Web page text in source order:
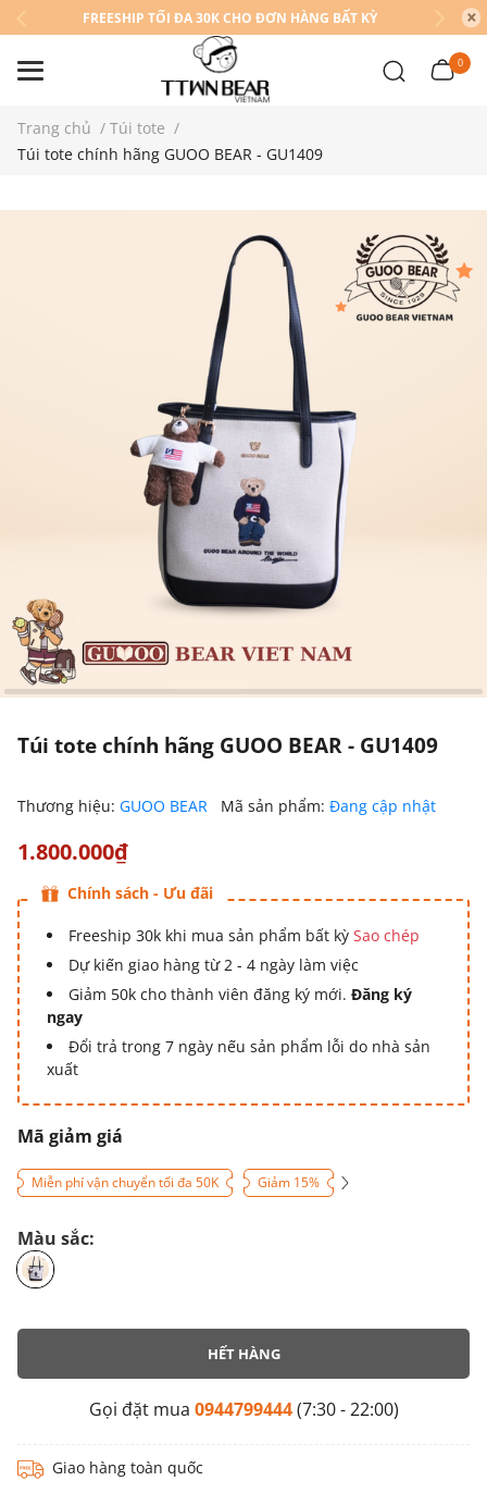
FREESHIP TỐI ĐA 30K CHO ĐƠN HÀNG BẤT KỲ
0
Trang chủ / Túi tote /
Túi tote chính hãng GUOO BEAR - GU1409
Túi tote chính hãng GUOO BEAR - GU1409
Thương hiệu: GUOO BEAR Mã sản phẩm: Đang cập nhật
1.800.000₫
Chính sách - Ưu đãi
Freeship 30k khi mua sản phẩm bất kỳ Sao chép
Dự kiến giao hàng từ 2 - 4 ngày làm việc
Giảm 50k cho thành viên đăng ký mới. Đăng ký
ngay
Đổi trả trong 7 ngày nếu sản phẩm lỗi do nhà sản
xuất
Mã giảm giá
Miễn phí vận chuyển tối đa 50K Giảm 15%
Màu sắc:
HẾT HÀNG
Gọi đặt mua 0944799444(7:30 - 22:00)
Giao hàng toàn quốc